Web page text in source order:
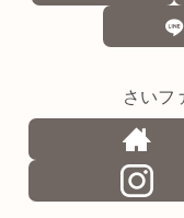
さいフ